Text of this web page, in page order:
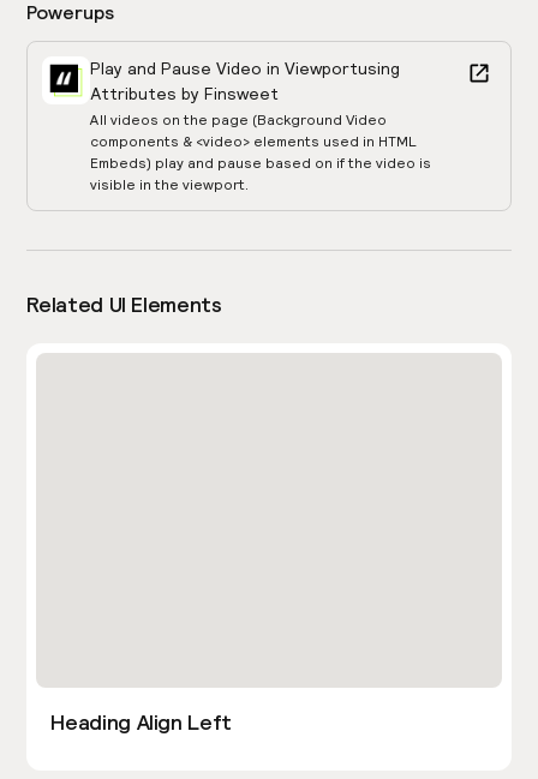
Powerups
Play and Pause Video in Viewportusing
Attributes by Finsweet
All videos on the page (Background Video
components & <video> elements used in HTML
Embeds) play and pause based on if the video is
visible in the viewport.
Related UI Elements
Heading Align Left